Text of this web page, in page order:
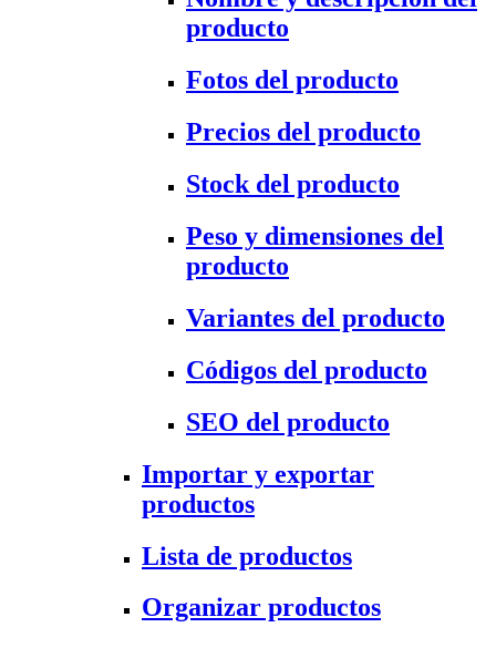
producto
Fotos del producto
Precios del producto
Stock del producto
Peso y dimensiones del
producto
Variantes del producto
Códigos del producto
SEO del producto
Importar y exportar
productos
Lista de productos
Organizar productos